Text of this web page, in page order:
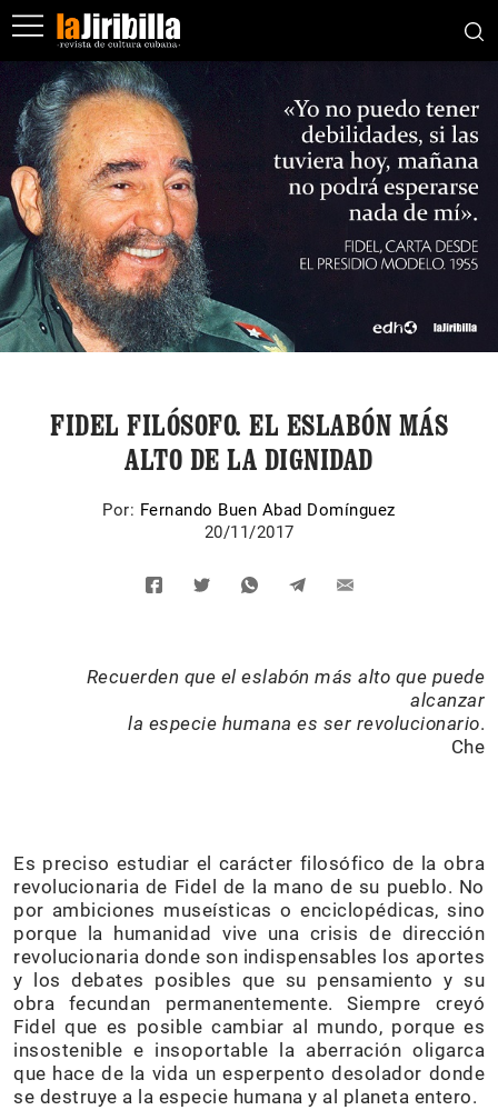
FIDEL FILÓSOFO. EL ESLABÓN MÁS
ALTO DE LA DIGNIDAD
Por: Fernando Buen Abad Domínguez
20/11/2017
Recuerden que el eslabón más alto que puede
alcanzar
la especie humana es ser revolucionario.
Che
Es preciso estudiar el carácter filosófico de la obra
revolucionaria de Fidel de la mano de su pueblo. No
por ambiciones museísticas o enciclopédicas, sino
porque la humanidad vive una crisis de dirección
revolucionaria donde son indispensables los aportes
y los debates posibles que su pensamiento y su
obra fecundan permanentemente. Siempre creyó
Fidel que es posible cambiar al mundo, porque es
insostenible e insoportable la aberración oligarca
que hace de la vida un esperpento desolador donde
se destruye a la especie humana y al planeta entero.